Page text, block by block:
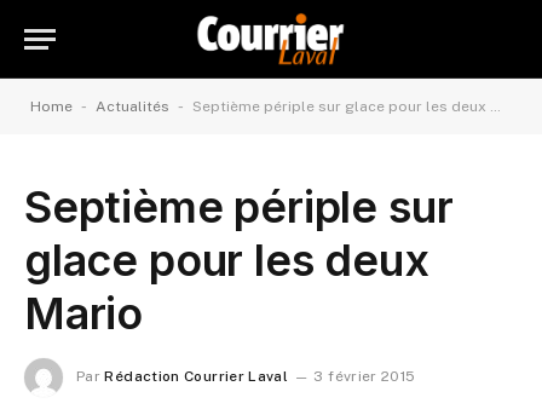
Home - Actualités - Septième périple sur glace pour les deux Mario
Septième périple sur
glace pour les deux
Mario
Par Rédaction Courrier Laval 3 février 2015